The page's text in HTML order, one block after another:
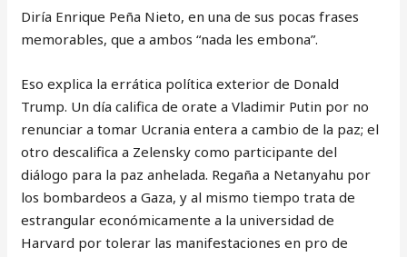
Diría Enrique Peña Nieto, en una de sus pocas frases
memorables, que a ambos “nada les embona”.
Eso explica la errática política exterior de Donald
Trump. Un día califica de orate a Vladimir Putin por no
renunciar a tomar Ucrania entera a cambio de la paz; el
otro descalifica a Zelensky como participante del
diálogo para la paz anhelada. Regaña a Netanyahu por
los bombardeos a Gaza, y al mismo tiempo trata de
estrangular económicamente a la universidad de
Harvard por tolerar las manifestaciones en pro de